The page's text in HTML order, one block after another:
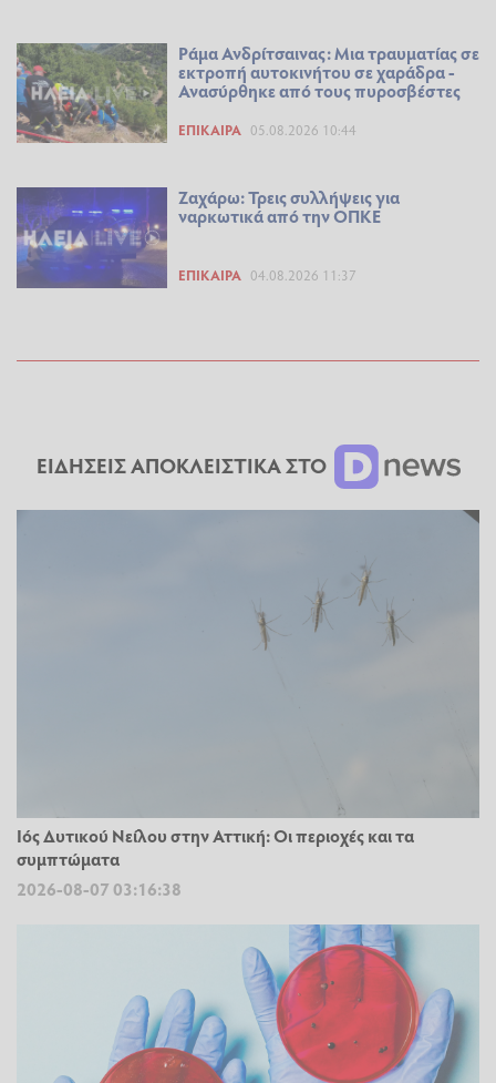
Ράμα Ανδρίτσαινας: Μια τραυματίας σε
εκτροπή αυτοκινήτου σε χαράδρα -
Ανασύρθηκε από τους πυροσβέστες
ΕΠΊΚΑΙΡΑ 05.08.2026 10:44
Ζαχάρω: Τρεις συλλήψεις για
ναρκωτικά από την ΟΠΚΕ
ΕΠΊΚΑΙΡΑ 04.08.2026 11:37
ΕΙΔΗΣΕΙΣ ΑΠΟΚΛΕΙΣΤΙΚΑ ΣΤΟ
Ιός Δυτικού Νείλου στην Αττική: Οι περιοχές και τα
συμπτώματα
2026-08-07 03:16:38